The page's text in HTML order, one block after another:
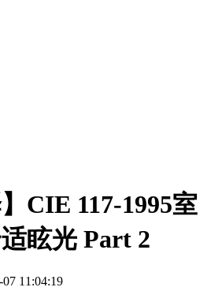
CIE 117-1995室
眩光 Part 2
07 11:04:19